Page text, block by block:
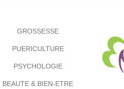
GROSSESSE
PUERICULTURE
PSYCHOLOGIE
BEAUTE & BIEN-ETRE